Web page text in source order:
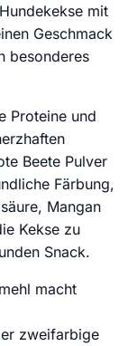
mit
Geschmack
besonderes
Proteine und
Beete Pulver
Färbung,
Mangan
Kekse zu
Snack.
macht
zweifarbige